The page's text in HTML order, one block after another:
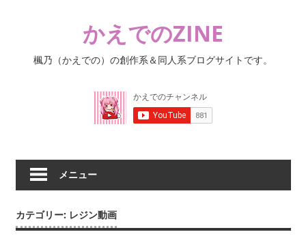
かえでのZINE
楓乃（かえでの）の創作系＆同人系ブログサイトです。
メニュー
カテゴリー: レジン動画